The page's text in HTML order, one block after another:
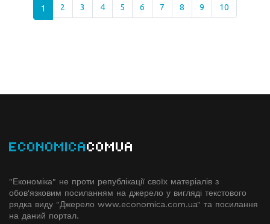
1 2 3 4 5 6 7 8 9 10
ECONOMICACOMUA
"Економіка" не проти републікації своїх матеріалів з
обов'язковим посиланням на джерело у вигляді текстового
рядка виду "Джерело www.economiсa.com.ua" та посилання
на даний портал.